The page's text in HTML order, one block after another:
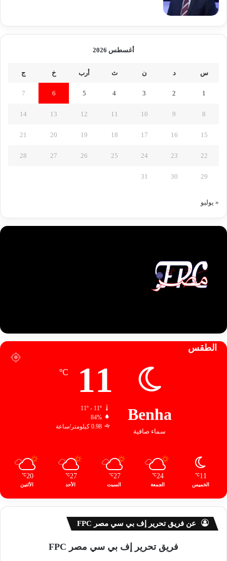
أغسطس 2026
س د ن ث أرب خ ج
1
2
3
4
5
6
7
8
9
10
11
12
13
14
15
16
17
18
19
20
21
22
23
24
25
26
27
28
29
30
31
« يوليو
الطقس
Benha
سماء صافية
11
℃
11º - 11º
84%
0.98 كيلومتر/ساعة
11
℃
الخميس
24
℃
الجمعة
27
℃
السبت
27
℃
الأحد
20
℃
الأثنين
عن فريق تحرير إف بي سي مصر FPC
فريق تحرير إف بي سي مصر FPC